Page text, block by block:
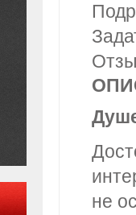
не